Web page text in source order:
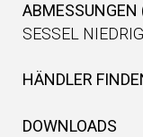
SESSEL
HÄNDLER
DOWNLOADS